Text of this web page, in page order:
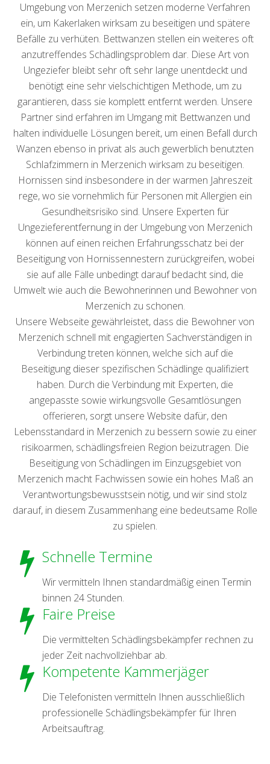
Umgebung von Merzenich setzen moderne Verfahren
ein, um Kakerlaken wirksam zu beseitigen und spätere
Befälle zu verhüten. Bettwanzen stellen ein weiteres oft
anzutreffendes Schädlingsproblem dar. Diese Art von
Ungeziefer bleibt sehr oft sehr lange unentdeckt und
benötigt eine sehr vielschichtigen Methode, um zu
garantieren, dass sie komplett entfernt werden. Unsere
Partner sind erfahren im Umgang mit Bettwanzen und
halten individuelle Lösungen bereit, um einen Befall durch
Wanzen ebenso in privat als auch gewerblich benutzten
Schlafzimmern in Merzenich wirksam zu beseitigen.
Hornissen sind insbesondere in der warmen Jahreszeit
rege, wo sie vornehmlich für Personen mit Allergien ein
Gesundheitsrisiko sind. Unsere Experten für
Ungezieferentfernung in der Umgebung von Merzenich
können auf einen reichen Erfahrungsschatz bei der
Beseitigung von Hornissennestern zurückgreifen, wobei
sie auf alle Fälle unbedingt darauf bedacht sind, die
Umwelt wie auch die Bewohnerinnen und Bewohner von
Merzenich zu schonen.
Unsere Webseite gewährleistet, dass die Bewohner von
Merzenich schnell mit engagierten Sachverständigen in
Verbindung treten können, welche sich auf die
Beseitigung dieser spezifischen Schädlinge qualifiziert
haben. Durch die Verbindung mit Experten, die
angepasste sowie wirkungsvolle Gesamtlösungen
offerieren, sorgt unsere Website dafür, den
Lebensstandard in Merzenich zu bessern sowie zu einer
risikoarmen, schädlingsfreien Region beizutragen. Die
Beseitigung von Schädlingen im Einzugsgebiet von
Merzenich macht Fachwissen sowie ein hohes Maß an
Verantwortungsbewusstsein nötig, und wir sind stolz
darauf, in diesem Zusammenhang eine bedeutsame Rolle
zu spielen.
Schnelle Termine
Wir vermitteln Ihnen standardmäßig einen Termin
binnen 24 Stunden.
Faire Preise
Die vermittelten Schädlingsbekämpfer rechnen zu
jeder Zeit nachvollziehbar ab.
Kompetente Kammerjäger
Die Telefonisten vermitteln Ihnen ausschließlich
professionelle Schädlingsbekämpfer für Ihren
Arbeitsauftrag.